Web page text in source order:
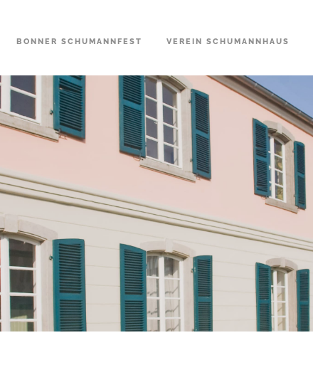
BONNER SCHUMANNFEST VEREIN SCHUMANNHAUS